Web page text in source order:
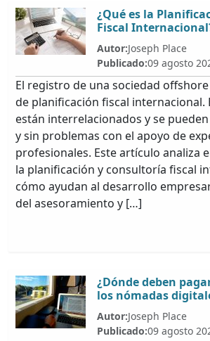
¿Qué es la
Fiscal
Autor:Joseph Place
Publicado:09 agosto
El registro de una sociedad
de planificación fiscal internacional.
están interrelacionados y se
y sin problemas con el apoyo de
profesionales. Este artículo analiza
la planificación y consultoría fiscal
cómo ayudan al desarrollo
del asesoramiento y […]
¿Dónde deben
los nómadas
Autor:Joseph Place
Publicado:09 agosto